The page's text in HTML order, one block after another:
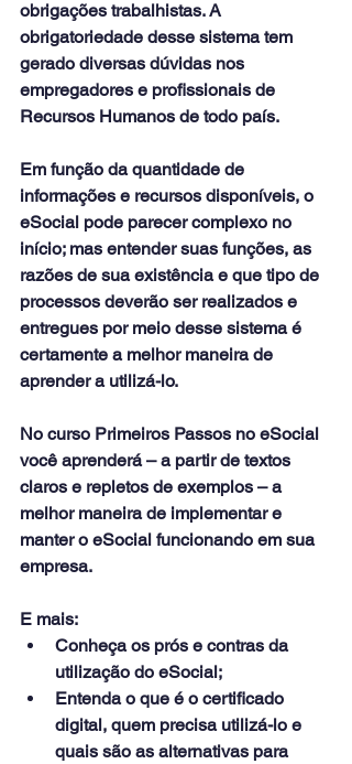
obrigações trabalhistas. A
obrigatoriedade desse sistema tem
gerado diversas dúvidas nos
empregadores e profissionais de
Recursos Humanos de todo país.
Em função da quantidade de
informações e recursos disponíveis, o
eSocial pode parecer complexo no
início; mas entender suas funções, as
razões de sua existência e que tipo de
processos deverão ser realizados e
entregues por meio desse sistema é
certamente a melhor maneira de
aprender a utilizá-lo.
No curso Primeiros Passos no eSocial
você aprenderá – a partir de textos
claros e repletos de exemplos – a
melhor maneira de implementar e
manter o eSocial funcionando em sua
empresa.
E mais:
Conheça os prós e contras da
utilização do eSocial;
Entenda o que é o certificado
digital, quem precisa utilizá-lo e
quais são as alternativas para